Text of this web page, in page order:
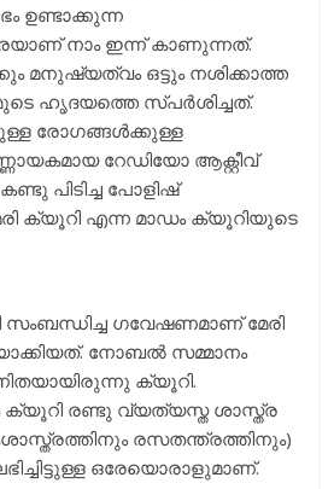
ഉണ്ടാക്കുന്ന
നാം ഇന്ന് കാണുന്നത്.
മനുഷ്യത്വം ഒട്ടും നശിക്കാത്ത
ഹൃദയത്തെ സ്പര്‍ശിച്ചത്.
രോഗങ്ങൾക്കുള്ള
റേഡിയോ ആക്റ്റീവ്
പിടിച്ച പോളിഷ്
ക്യൂറി എന്ന മാഡം ക്യൂറിയുടെ
സംബന്ധിച്ച ഗവേഷണമാണ് മേരി
നോബൽ സമ്മാനം
ക്യൂറി.
രണ്ടു വ്യത്യസ്ത ശാസ്ത്ര
രസതന്ത്രത്തിനും)
ഒരേയൊരാളുമാണ്.